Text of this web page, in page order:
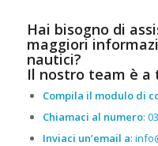
Hai bisogno di
maggiori
nautici?
Il nostro team è a
Compila il modulo di
Chiamaci al numero:
Inviaci un’email a: